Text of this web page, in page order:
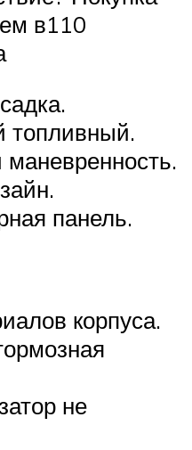
в110
топливный.
маневренность.
панель.
корпуса.
не